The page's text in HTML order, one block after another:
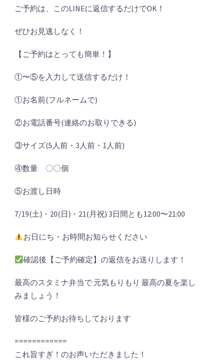
ご予約は、このLINEに返信するだけでOK！
ぜひお見逃しなく！
【ご予約はとっても簡単！】
①〜⑤を入力して送信するだけ！
①お名前(フルネームで)
②お電話番号(連絡のお取りできる)
③サイズ(5人前・3人前・1人前)
④数量 〇〇個
⑤お渡し日時
7/19(土)・20(日)・21(月祝) 3日間とも12:00〜21:00
お日にち・お時間お知らせください
確認後【ご予約確定】の返信をお送りします！
最高のスタミナ弁当で 元気もりもり 最高の夏を楽し
みましょう！
皆様のご予約お待ちしております
============
これ旨すぎ！のお声いただきました！